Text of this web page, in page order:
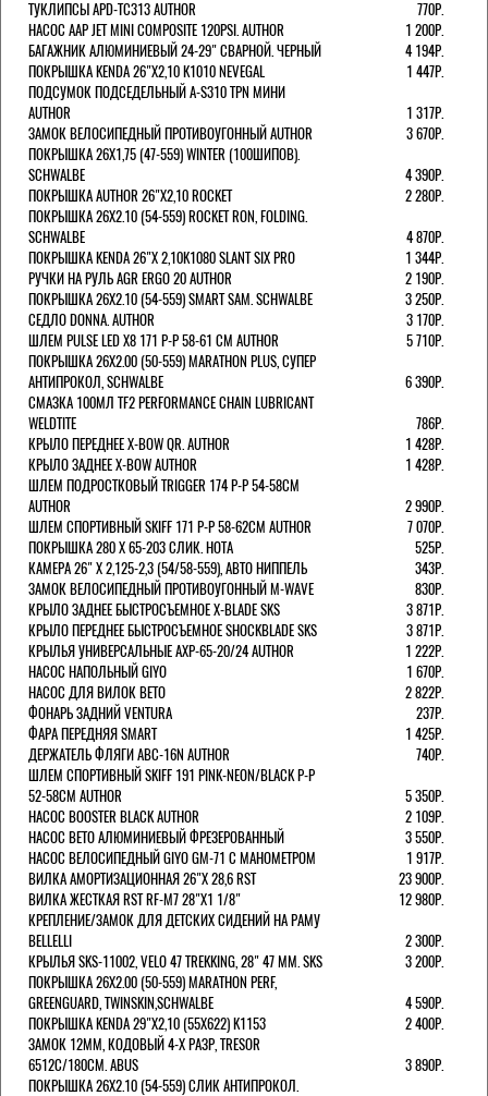
ТУКЛИПСЫ APD-TC313 AUTHOR
770Р.
НАСОС AAP JET MINI COMPOSITE 120PSI. AUTHOR
1 200Р.
БАГАЖНИК АЛЮМИНИЕВЫЙ 24-29" СВАРНОЙ. ЧЕРНЫЙ
4 194Р.
ПОКРЫШКА KENDA 26"Х2,10 K1010 NEVEGAL
1 447Р.
ПОДСУМОК ПОДСЕДЕЛЬНЫЙ A-S310 TPN МИНИ
AUTHOR
1 317Р.
ЗАМОК ВЕЛОСИПЕДНЫЙ ПРОТИВОУГОННЫЙ AUTHOR
3 670Р.
ПОКРЫШКА 26X1,75 (47-559) WINTER (100ШИПОВ).
SCHWALBE
4 390Р.
ПОКРЫШКА AUTHOR 26"Х2,10 ROCKET
2 280Р.
ПОКРЫШКА 26X2.10 (54-559) ROCKET RON, FOLDING.
SCHWALBE
4 870Р.
ПОКРЫШКА KENDA 26"Х 2,10K1080 SLANT SIX PRO
1 344Р.
РУЧКИ НА РУЛЬ AGR ERGO 20 AUTHOR
2 190Р.
ПОКРЫШКА 26X2.10 (54-559) SMART SAM. SCHWALBE
3 250Р.
СЕДЛО DONNA. AUTHOR
3 170Р.
ШЛЕМ PULSE LED X8 171 Р-Р 58-61 СМ AUTHOR
5 710Р.
ПОКРЫШКА 26X2.00 (50-559) MARATHON PLUS, СУПЕР
АНТИПРОКОЛ, SCHWALBE
6 390Р.
СМАЗКА 100МЛ TF2 PERFORMANCE CHAIN LUBRICANT
WELDTITE
786Р.
КРЫЛО ПЕРЕДНЕЕ X-BOW QR. AUTHOR
1 428Р.
КРЫЛО ЗАДНЕЕ X-BOW AUTHOR
1 428Р.
ШЛЕМ ПОДРОСТКОВЫЙ TRIGGER 174 Р-Р 54-58СМ
AUTHOR
2 990Р.
ШЛЕМ СПОРТИВНЫЙ SKIFF 171 Р-Р 58-62СМ AUTHOR
7 070Р.
ПОКРЫШКА 280 X 65-203 СЛИК. HOTA
525Р.
КАМЕРА 26" X 2,125-2,3 (54/58-559), АВТО НИППЕЛЬ
343Р.
ЗАМОК ВЕЛОСИПЕДНЫЙ ПРОТИВОУГОННЫЙ M-WAVE
830Р.
КРЫЛО ЗАДНЕЕ БЫСТРОСЪЕМНОЕ X-BLADE SKS
3 871Р.
КРЫЛО ПЕРЕДНЕЕ БЫСТРОСЪЕМНОЕ SHOCKBLADE SKS
3 871Р.
КРЫЛЬЯ УНИВЕРСАЛЬНЫЕ AXP-65-20/24 AUTHOR
1 222Р.
НАСОС НАПОЛЬНЫЙ GIYO
1 670Р.
НАСОС ДЛЯ ВИЛОК ВЕТО
2 822Р.
ФОНАРЬ ЗАДНИЙ VENTURA
237Р.
ФАРА ПЕРЕДНЯЯ SMART
1 425Р.
ДЕРЖАТЕЛЬ ФЛЯГИ ABC-16N AUTHOR
740Р.
ШЛЕМ СПОРТИВНЫЙ SKIFF 191 PINK-NEON/BLACK Р-Р
52-58СМ AUTHOR
5 350Р.
НАСОС BOOSTER BLACK AUTHOR
2 109Р.
НАСОС BETO АЛЮМИНИЕВЫЙ ФРЕЗЕРОВАННЫЙ
3 550Р.
НАСОС ВЕЛОСИПЕДНЫЙ GIYO GM-71 С МАНОМЕТРОМ
1 917Р.
ВИЛКА АМОРТИЗАЦИОННАЯ 26"Х 28,6 RST
23 900Р.
ВИЛКА ЖЕСТКАЯ RST RF-M7 28"Х1 1/8"
12 980Р.
КРЕПЛЕНИЕ/ЗАМОК ДЛЯ ДЕТСКИХ СИДЕНИЙ НА РАМУ
BELLELLI
2 300Р.
КРЫЛЬЯ SKS-11002, VELO 47 TREKKING, 28" 47 ММ. SKS
3 200Р.
ПОКРЫШКА 26X2.00 (50-559) MARATHON PERF,
GREENGUARD, TWINSKIN,SCHWALBE
4 590Р.
ПОКРЫШКА KENDA 29"Х2,10 (55X622) K1153
2 400Р.
ЗАМОК 12ММ, КОДОВЫЙ 4-Х РАЗР, TRESOR
6512C/180СМ. ABUS
3 890Р.
ПОКРЫШКА 26X2.10 (54-559) СЛИК АНТИПРОКОЛ.